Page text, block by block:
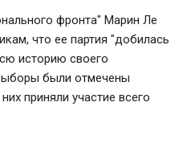
фронта" Марин Ле
что ее партия "добилась
историю своего
были отмечены
приняли участие всего